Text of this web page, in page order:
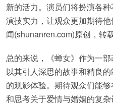
新的活力。演员们将扮演各
演技实力，让观众更加期待
闻(shunanren.com)原创，转
总的来说，《蝉女》作为一
以其引人深思的故事和精良
的观影体验。期待观众们能
和思考关于爱情与婚姻的复